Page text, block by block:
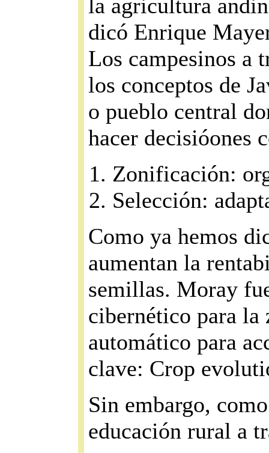
la agricultura
dicó Enrique
Los campesinos a
los conceptos de
o pueblo central
hacer decisióones
Zonificación:
Selección:
Como ya hemos
aumentan la
semillas. Moray
cibernético para
automático para
clave: Crop
Sin embargo,
educación rural a